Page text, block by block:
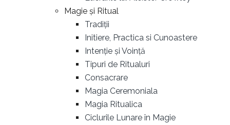
Magie și Ritual
Tradiții
Initiere, Practica si Cunoastere
Intenție și Voință
Tipuri de Ritualuri
Consacrare
Magia Ceremoniala
Magia Ritualica
Ciclurile Lunare în Magie